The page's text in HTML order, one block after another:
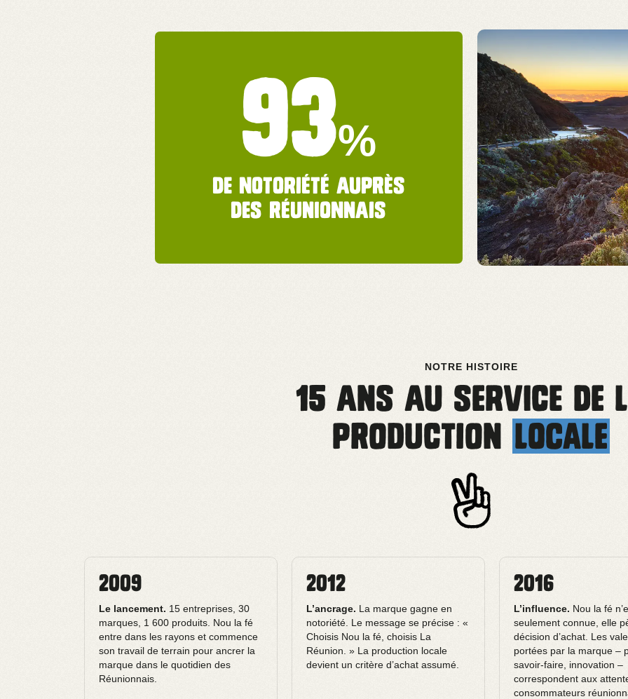
93%
de notoriété auprès
des Réunionnais
NOTRE HISTOIRE
15 ans au service de
production locale
2009
Le lancement. 15 entreprises, 30
marques, 1 600 produits. Nou la fé
entre dans les rayons et commence
son travail de terrain pour ancrer la
marque dans le quotidien des
Réunionnais.
2012
L’ancrage. La marque gagne en
notoriété. Le message se précise : «
Choisis Nou la fé, choisis La
Réunion. » La production locale
devient un critère d’achat assumé.
2016
L’influence. Nou la fé
seulement connue, elle
décision d’achat. Les
portées par la marque –
savoir-faire, innovation –
correspondent aux
consommateurs